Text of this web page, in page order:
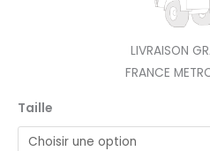
LIVRAISON
FRANCE
Taille